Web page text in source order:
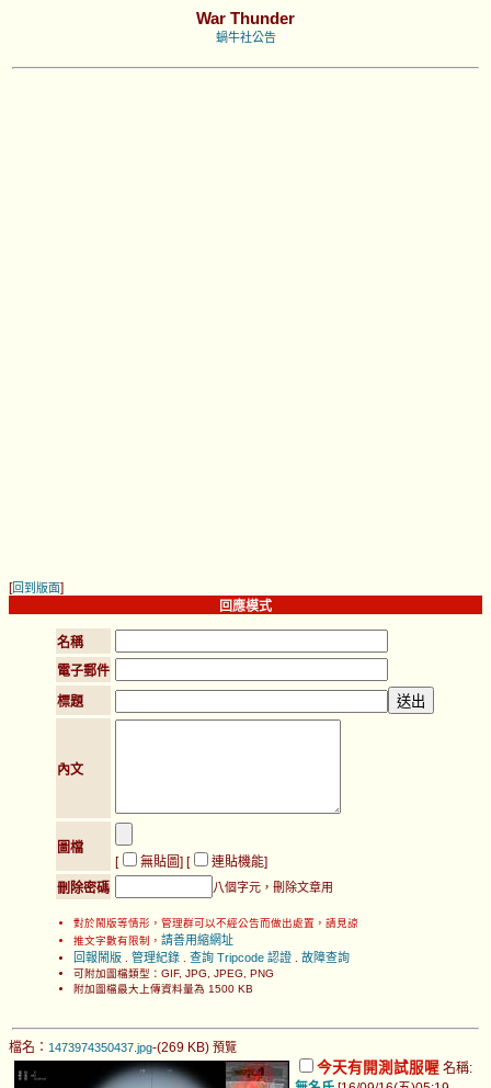
War Thunder
蝸牛社公告
[回到版面]
回應模式
名稱
電子郵件
標題
內文
圖檔
[
無貼圖] [ 連貼機能]
刪除密碼
八個字元，刪除文章用
對於鬧版等情形，管理群可以不經公告而做出處置，請見諒
推文字數有限制， 請善用縮網址
回報鬧版
管理紀錄 查詢 Tripcode 認證 故障查詢
可附加圖檔類型：GIF, JPG, JPEG, PNG
附加圖檔最大上傳資料量為 1500 KB
檔名： 1473974350437.jpg-(269 KB) 預覽
今天有開測試服喔 名稱: